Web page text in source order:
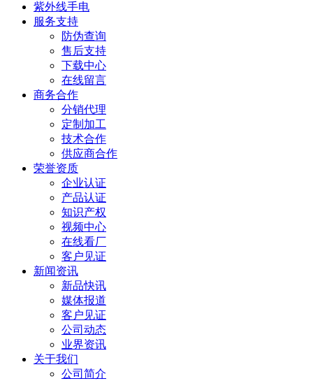
紫外线手电
服务支持
防伪查询
售后支持
下载中心
在线留言
商务合作
分销代理
定制加工
技术合作
供应商合作
荣誉资质
企业认证
产品认证
知识产权
视频中心
在线看厂
客户见证
新闻资讯
新品快讯
媒体报道
客户见证
公司动态
业界资讯
关于我们
公司简介